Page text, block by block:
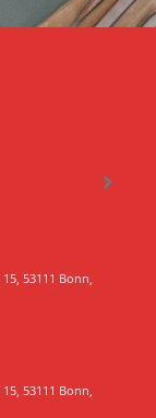
53111 Bonn,
53111 Bonn,